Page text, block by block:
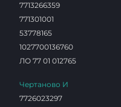
7713266359
771301001
53778165
1027700136760
ЛО 77 01 012765
Чертаново И
7726023297